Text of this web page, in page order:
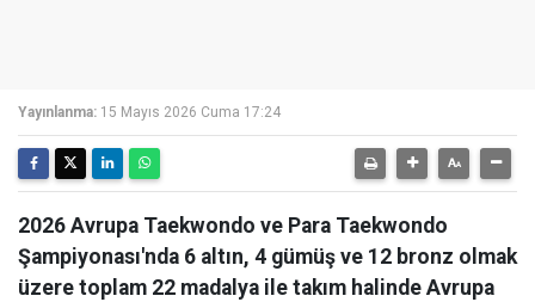
Yayınlanma: 15 Mayıs 2026 Cuma 17:24
2026 Avrupa Taekwondo ve Para Taekwondo
Şampiyonası'nda 6 altın, 4 gümüş ve 12 bronz olmak
üzere toplam 22 madalya ile takım halinde Avrupa